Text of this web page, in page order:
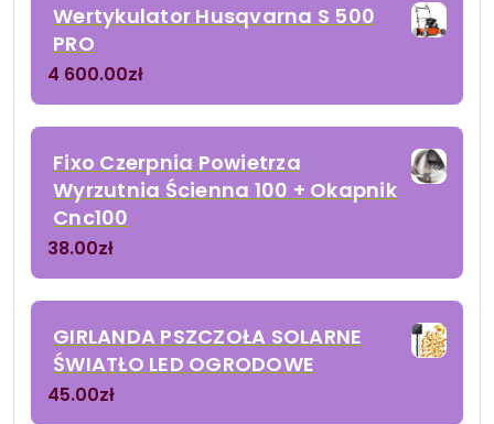
Wertykulator Husqvarna S 500
PRO
4 600.00zł
Fixo Czerpnia Powietrza
Wyrzutnia Ścienna 100 + Okapnik
Cnc100
38.00zł
GIRLANDA PSZCZOŁA SOLARNE
ŚWIATŁO LED OGRODOWE
45.00zł